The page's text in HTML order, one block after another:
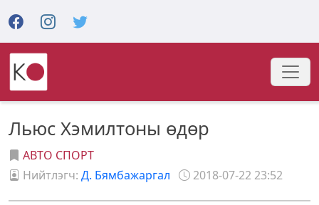
Льюс Хэмилтоны өдөр
АВТО СПОРТ
Нийтлэгч: Д. Бямбажаргал 2018-07-22 23:52